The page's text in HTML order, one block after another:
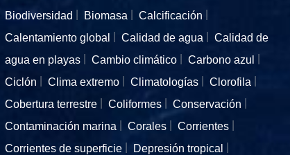
Biodiversidad
Biomasa
Calcificación
Calentamiento global
Calidad de agua
Calidad de
agua en playas
Cambio climático
Carbono azul
Ciclón
Clima extremo Climatologías
Clorofila
Cobertura terrestre
Coliformes
Conservación
Contaminación marina
Corales
Corrientes
Corrientes de superficie
Depresión tropical